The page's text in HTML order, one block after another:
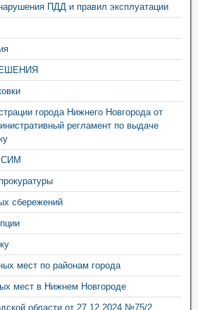
ПДД и правил эксплуатации
города Нижнего Новгорода от
регламент по выдаче
сбережений
мест по районам города
мест в Нижнем Новгороде
области от 27.12.2024 №75/2